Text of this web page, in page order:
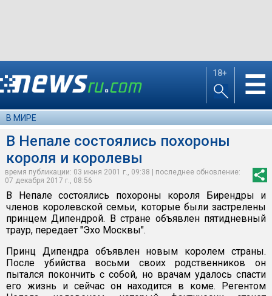
18+ ☰
В МИРЕ
В Непале состоялись похороны
короля и королевы
время публикации: 03 июня 2001 г., 09:38 | последнее обновление:
07 декабря 2017 г., 08:56
В Непале состоялись похороны короля Бирендры и
членов королевской семьи, которые были застрелены
принцем Дипендрой. В стране объявлен пятидневный
траур, передает "Эхо Москвы".
Принц Дипендра объявлен новым королем страны.
После убийства восьми своих родственников он
пытался покончить с собой, но врачам удалось спасти
его жизнь и сейчас он находится в коме. Регентом